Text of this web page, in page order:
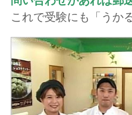
これで受験にも「うか